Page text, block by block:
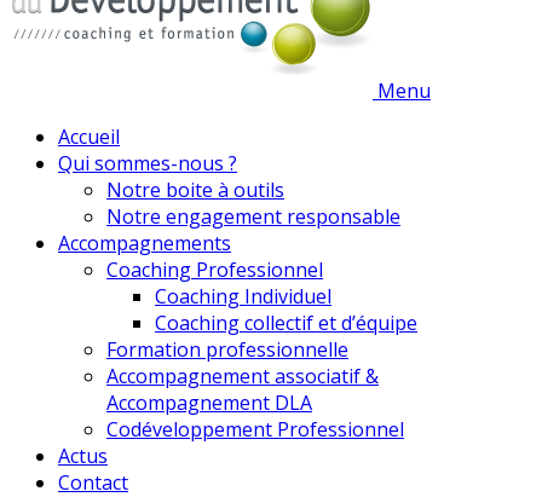
Menu
Accueil
Qui sommes-nous ?
Notre boite à outils
Notre engagement responsable
Accompagnements
Coaching Professionnel
Coaching Individuel
Coaching collectif et d’équipe
Formation professionnelle
Accompagnement associatif &
Accompagnement DLA
Codéveloppement Professionnel
Actus
Contact